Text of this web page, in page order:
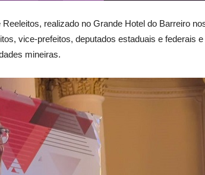
realizado no Grande Hotel do Barreiro
vice-prefeitos, deputados estaduais e federais
mineiras.